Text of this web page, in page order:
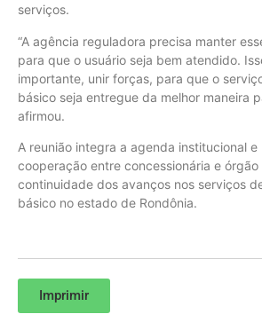
serviços.
“A agência reguladora precisa manter
para que o usuário seja bem atendido.
importante, unir forças, para que o
básico seja entregue da melhor maneira
afirmou.
A reunião integra a agenda institucional e
cooperação entre concessionária e
continuidade dos avanços nos serviços
básico no estado de Rondônia.
Imprimir